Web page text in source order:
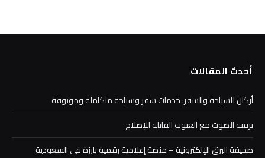
أحدث المقالات
أركان للسياحة والسفر: خدمات سفر وسياحة متكاملة وموثوقة
ترقية الصوت مع العيوب القابلة للإصلاح
صحيفة البرق الإلكترونية – منصة إعلامية رقمية بارزة في السعودية